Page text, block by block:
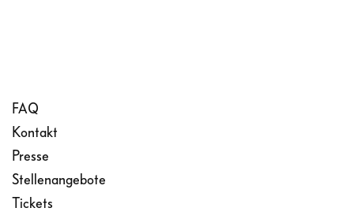
FAQ
Kontakt
Presse
Stellenangebote
Tickets